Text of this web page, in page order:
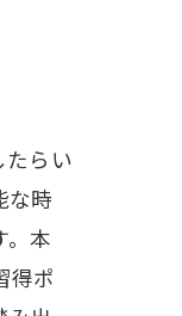
たらい
な時
。本
得ポ